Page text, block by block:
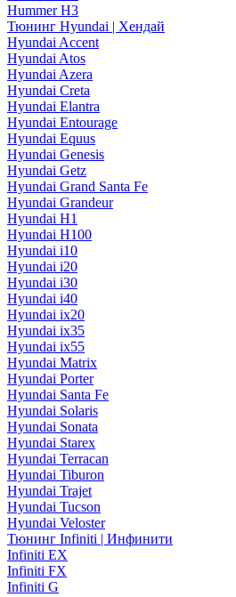
Hummer H3
Тюнинг Hyundai | Хендай
Hyundai Accent
Hyundai Atos
Hyundai Azera
Hyundai Creta
Hyundai Elantra
Hyundai Entourage
Hyundai Equus
Hyundai Genesis
Hyundai Getz
Hyundai Grand Santa Fe
Hyundai Grandeur
Hyundai H1
Hyundai H100
Hyundai i10
Hyundai i20
Hyundai i30
Hyundai i40
Hyundai ix20
Hyundai ix35
Hyundai ix55
Hyundai Matrix
Hyundai Porter
Hyundai Santa Fe
Hyundai Solaris
Hyundai Sonata
Hyundai Starex
Hyundai Terracan
Hyundai Tiburon
Hyundai Trajet
Hyundai Tucson
Hyundai Veloster
Тюнинг Infiniti | Инфинити
Infiniti EX
Infiniti FX
Infiniti G